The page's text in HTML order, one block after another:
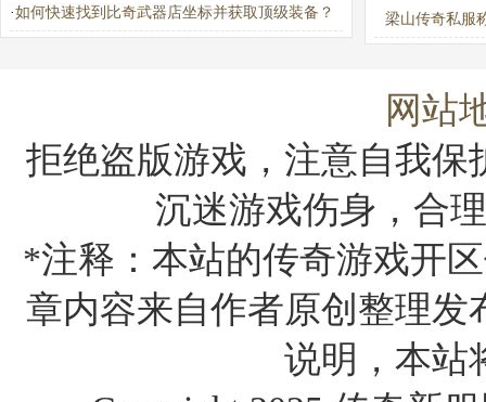
·如何快速找到比奇武器店坐标并获取顶级装备？ 梁山传奇私服
答？
网站
拒绝盗版游戏，注意自我
沉迷游戏伤身，合
*注释：本站的传奇游戏开
章内容来自作者原创整理
说明，本站